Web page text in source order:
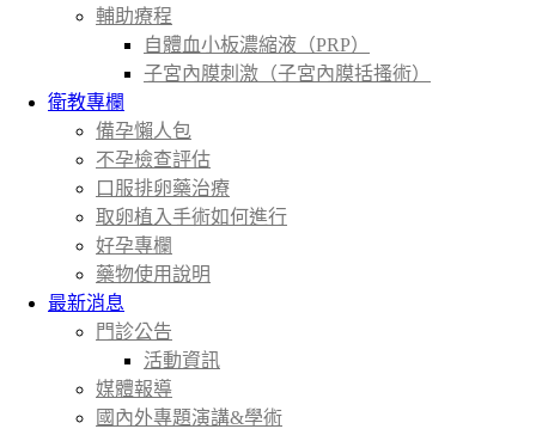
輔助療程
自體血小板濃縮液（PRP）
子宮內膜刺激（子宮內膜括搔術）
衛教專欄
備孕懶人包
不孕檢查評估
口服排卵藥治療
取卵植入手術如何進行
好孕專欄
藥物使用說明
最新消息
門診公告
活動資訊
媒體報導
國內外專題演講&學術